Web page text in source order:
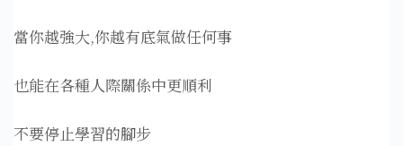
當你越強大,你越有底氣做任何事
也能在各種人際關係中更順利
不要停止學習的腳步